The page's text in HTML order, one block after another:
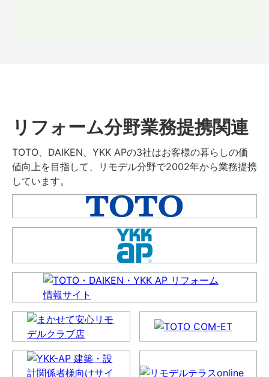
リフォーム分野業務提携関連
TOTO、DAIKEN、YKK APの3社はお客様の暮らしの価
値向上を目指して、リモデル分野で2002年から業務提携
しています。